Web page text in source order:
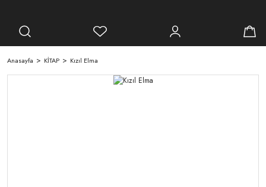
Anasayfa KİTAP Kızıl Elma